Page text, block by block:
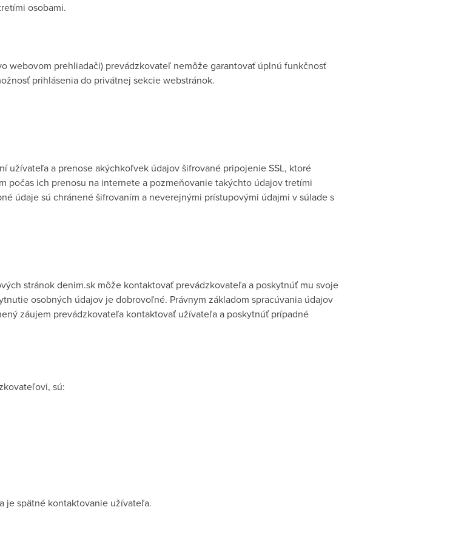
osobami.
webovom prehliadači) prevádzkovateľ nemôže garantovať úplnú funkčnosť
prihlásenia do privátnej sekcie webstránok.
užívateľa a prenose akýchkoľvek údajov šifrované pripojenie SSL, ktoré
počas ich prenosu na internete a pozmeňovanie takýchto údajov tretími
údaje sú chránené šifrovaním a neverejnými prístupovými údajmi v súlade s
stránok denim.sk môže kontaktovať prevádzkovateľa a poskytnúť mu svoje
osobných údajov je dobrovoľné. Právnym základom spracúvania údajov
záujem prevádzkovateľa kontaktovať užívateľa a poskytnúť prípadné
sú:
je spätné kontaktovanie užívateľa.